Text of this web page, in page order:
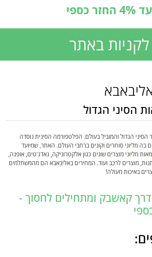
עד 4% החזר כספי
לקניות באתר
הסיני הגדול
הגדול והמוביל בעולם. הפלטפורמה הסינית נוסדה
משתמשים בה מליוני סוחרים וקונים ברחבי העולם. האתר, שמיועד
מליוני מוצרים שונים כגון אלקטרוניקה, גאדג'טים, אופנה,
מוצרים לרכב ועוד. המחירים באליבאבא הם מהמשתלמים
באיכות מעולה!
דרך קאשבק ומתחילים לחסוך -